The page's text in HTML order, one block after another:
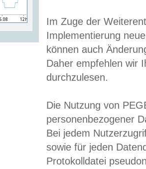
Im Zuge der
Implementierung
können auch
Daher empfehlen wir
durchzulesen.
Die Nutzung von
personenbezogener
Bei jedem
sowie für jeden
Protokolldatei